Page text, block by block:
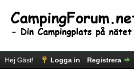
Hej Gäst! Logga in Registrera